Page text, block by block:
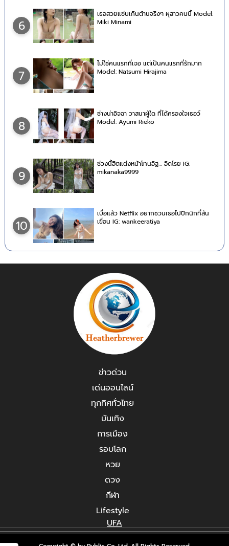
6
เธอสวยแซ่บเกินต้านจริงๆ ผุสาวคนนี้ Model:
Miki Minami
7
ไม่ใช่คนแรกที่เจอ แต่เป็นคนแรกที่รักมาก
Model: Natsumi Hirajima
8
ช่างน่าอิจฉา วาสนาผู้ใด ที่ได้ครองใจเธอว์
Model: Ayumi Rieko
9
ช่วงนี้ฮิตแต่งหน้าโทนอิฐ… อิดโรย IG:
mikanaka9999
10
เบื่อแล้ว Netflix อยากชวนเธอไปปิกนิกที่สัน
เขื่อน IG: wankeeratiya
ข่าวด่วน
เด่นออนไลน์
ทุกทิศทั่วไทย
บันเทิง
การเมือง
รอบโลก
หวย
ดวง
กีฬา
Lifestyle
UFA